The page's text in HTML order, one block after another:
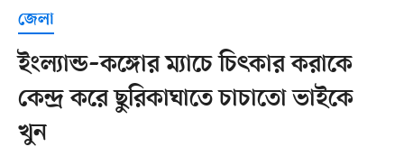
জেলা
ইংল্যান্ড–কঙ্গোর ম্যাচে চিৎকার করাকে
কেন্দ্র করে ছুরিকাঘাতে চাচাতো ভাইকে
খুন